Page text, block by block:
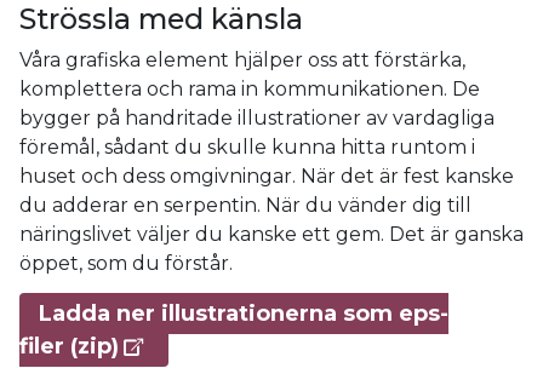
Strössla med känsla
Våra grafiska element hjälper oss att förstärka,
komplettera och rama in kommunikationen. De
bygger på handritade illustrationer av vardagliga
föremål, sådant du skulle kunna hitta runtom i
huset och dess omgivningar. När det är fest kanske
du adderar en serpentin. När du vänder dig till
näringslivet väljer du kanske ett gem. Det är ganska
öppet, som du förstår.
Ladda ner illustrationerna som eps-
filer (zip)